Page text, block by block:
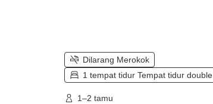
Dilarang Merokok
1 tempat tidur Tempat tidur double
1–2 tamu